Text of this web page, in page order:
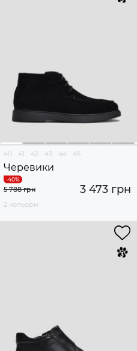
40 41 42 43 44 45
Черевики
3 473 грн
5 788 грн
2 кольори